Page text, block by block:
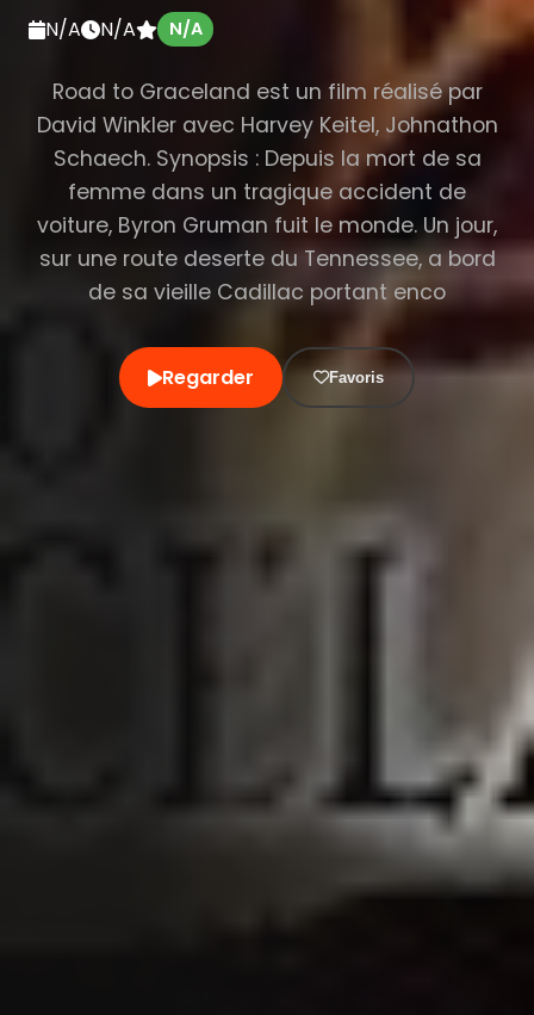
N/A N/A N/A
Road to Graceland est un film réalisé par
David Winkler avec Harvey Keitel, Johnathon
Schaech. Synopsis : Depuis la mort de sa
femme dans un tragique accident de
voiture, Byron Gruman fuit le monde. Un jour,
sur une route deserte du Tennessee, a bord
de sa vieille Cadillac portant enco
Regarder Favoris